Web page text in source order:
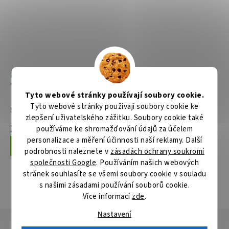
Tyto webové stránky používají soubory cookie.
Tyto webové stránky používají soubory cookie ke
zlepšení uživatelského zážitku. Soubory cookie také
používáme ke shromažďování údajů za účelem
personalizace a měření účinnosti naší reklamy. Další
podrobnosti naleznete v zásadách ochrany soukromí
společnosti Google. Používáním našich webových
stránek souhlasíte se všemi soubory cookie v souladu
s našimi zásadami používání souborů cookie.
Více informacízde.
Nastavení
Úhlová bruska
125mm,840W
Skladem
2 038 Kč
Do košíku
Úhlová bruska
125mm,840W,kufr
Skladem
2 379 Kč
Do košíku
ZOBRAZIT VŠECHNY SOUVISEJÍCÍ PRODUKTY
Diskuze